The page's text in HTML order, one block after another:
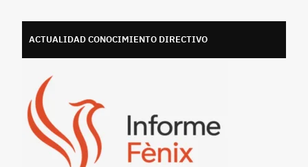
ACTUALIDAD CONOCIMIENTO DIRECTIVO